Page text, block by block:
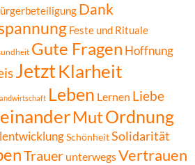
Dank
Feste und Rituale
Gute Fragen Hoffnung
JetztKlarheit
Leben Lernen Liebe
MutOrdnung
SchönheitSolidarität
Trauer unterwegsVertrauen